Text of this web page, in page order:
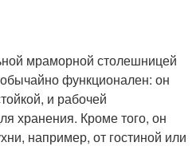
мраморной столешницей
функционален: он
и рабочей
хранения. Кроме того, он
например, от гостиной или